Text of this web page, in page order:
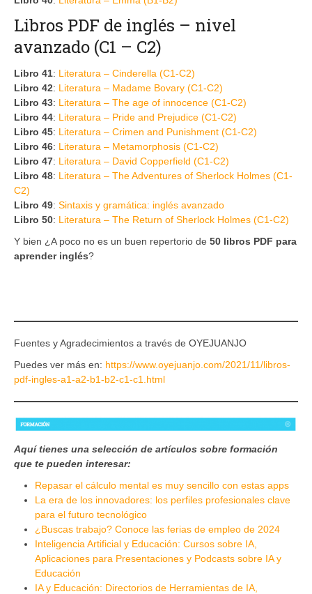
Libros PDF de inglés – nivel
avanzado (C1 – C2)
Libro 41: Literatura – Cinderella (C1-C2)
Libro 42: Literatura – Madame Bovary (C1-C2)
Libro 43: Literatura – The age of innocence (C1-C2)
Libro 44: Literatura – Pride and Prejudice (C1-C2)
Libro 45: Literatura – Crimen and Punishment (C1-C2)
Libro 46: Literatura – Metamorphosis (C1-C2)
Libro 47: Literatura – David Copperfield (C1-C2)
Libro 48: Literatura – The Adventures of Sherlock Holmes (C1-
C2)
Libro 49: Sintaxis y gramática: inglés avanzado
Libro 50: Literatura – The Return of Sherlock Holmes (C1-C2)
Y bien ¿A poco no es un buen repertorio de 50 libros PDF para
aprender inglés?
Fuentes y Agradecimientos a través de OYEJUANJO
Puedes ver más en: https://www.oyejuanjo.com/2021/11/libros-
pdf-ingles-a1-a2-b1-b2-c1-c1.html
Aquí tienes una selección de artículos sobre formación
que te pueden interesar:
Repasar el cálculo mental es muy sencillo con estas apps
La era de los innovadores: los perfiles profesionales clave
para el futuro tecnológico
¿Buscas trabajo? Conoce las ferias de empleo de 2024
Inteligencia Artificial y Educación: Cursos sobre IA,
Aplicaciones para Presentaciones y Podcasts sobre IA y
Educación
IA y Educación: Directorios de Herramientas de IA,